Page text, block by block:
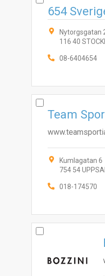
654
Nytorgsgatan
116 40
08-6404654
Team
Kumlagatan 6
754 54
018-174570